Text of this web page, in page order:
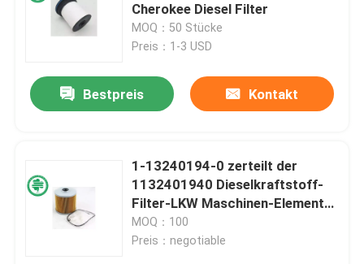
Haus
Videos
Cherokee Diesel Filter
MOQ：50 Stücke
Preis：1-3 USD
Bestpreis Kontakt
1-13240194-0 zerteilt der
1132401940 Dieselkraftstoff-
Filter-LKW Maschinen-Element
für Isuzu
MOQ：100
Preis：negotiable